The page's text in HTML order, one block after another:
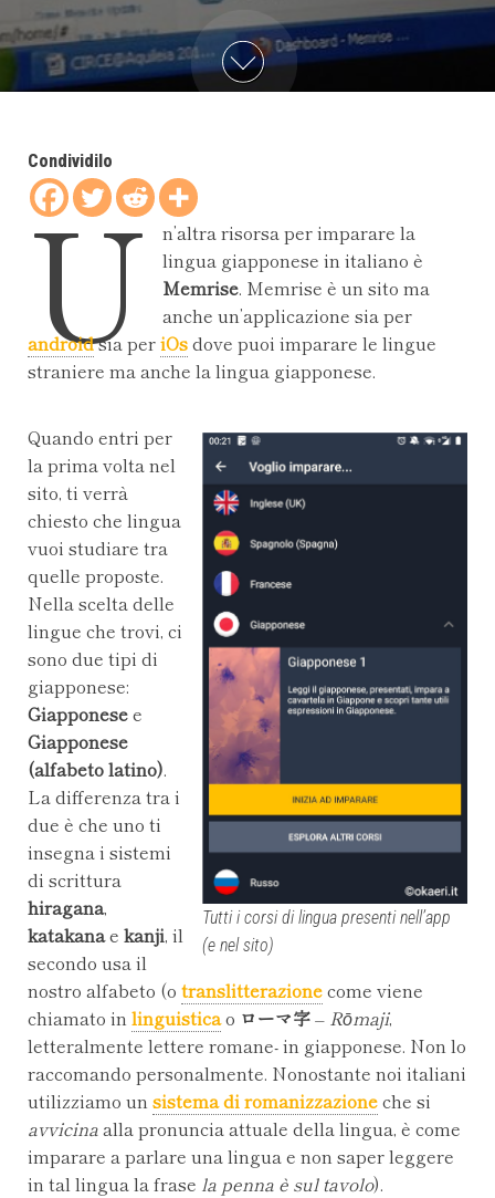
Condividilo
U n’altra risorsa per imparare la
lingua giapponese in italiano è
Memrise. Memrise è un sito ma
anche un’applicazione sia per
androidsia periOsdove puoi imparare le lingue
straniere ma anche la lingua giapponese.
Tutti i corsi di lingua presenti nell’app
(e nel sito)
Quando entri per
la prima volta nel
sito, ti verrà
chiesto che lingua
vuoi studiare tra
quelle proposte.
Nella scelta delle
lingue che trovi, ci
sono due tipi di
giapponese:
Giapponesee
Giapponese
(alfabeto latino).
La differenza tra i
due è che uno ti
insegna i sistemi
di scrittura
hiragana,
katakanae kanji, il
secondo usa il
nostro alfabeto (o translitterazionecome viene
chiamato inlinguisticao ローマ字– Rōmaji,
letteralmente lettere romane- in giapponese. Non lo
raccomando personalmente. Nonostante noi italiani
utilizziamo unsistema di romanizzazioneche si
avvicinaalla pronuncia attuale della lingua, è come
imparare a parlare una lingua e non saper leggere
in tal lingua la frase la penna è sul tavolo).